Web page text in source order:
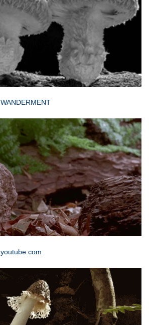
WANDERMENT
youtube.com